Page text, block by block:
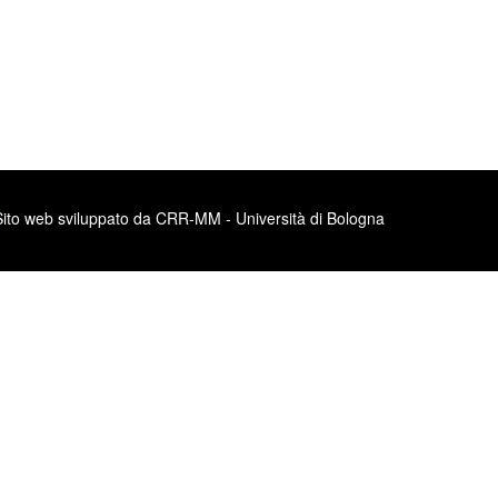
web sviluppato da CRR-MM - Università di Bologna